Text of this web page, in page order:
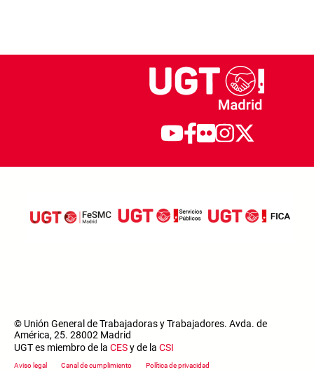
© Unión General de Trabajadoras y Trabajadores. Avda. de
América, 25. 28002 Madrid
UGT es miembro de la CESy de la CSI
Footer menu
Aviso legal Canal de cumplimiento Política de privacidad